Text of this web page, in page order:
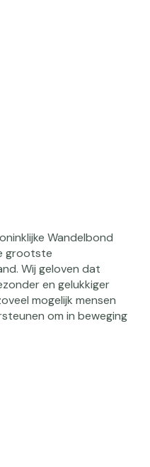
Wandelbond
grootste
Wij geloven dat
en gelukkiger
mogelijk mensen
om in beweging